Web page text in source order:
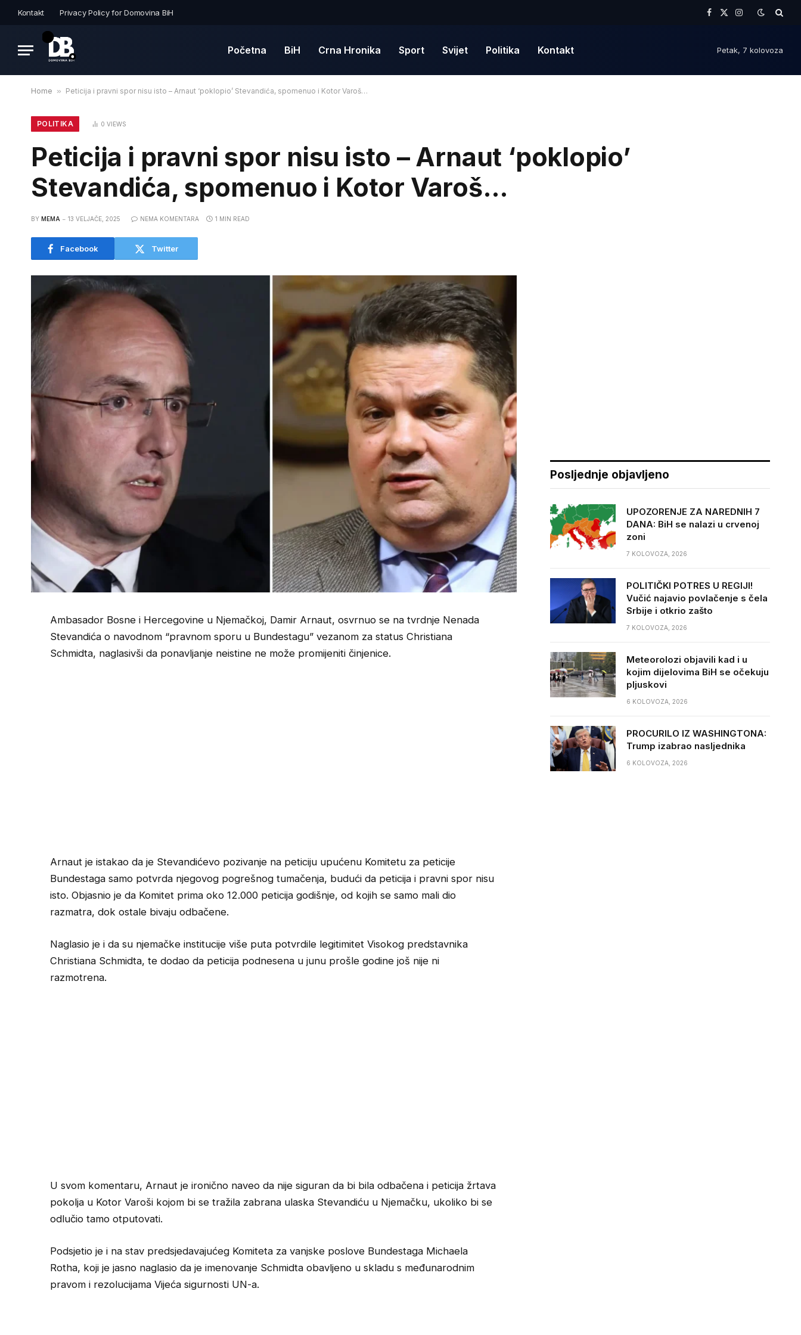
Kontakt Privacy Policy for Domovina BiH
Facebook
X
Instagram
Početna BiH Crna Hronika Sport Svijet Politika Kontakt Petak, 7 kolovoza
Home » Peticija i pravni spor nisu isto – Arnaut ‘poklopio’ Stevandića, spomenuo i Kotor Varoš…
POLITIKA 0 VIEWS
Peticija i pravni spor nisu isto – Arnaut ‘poklopio’
Stevandića, spomenuo i Kotor Varoš…
BY MEMA 13 VELJAČE, 2025 NEMA KOMENTARA 1 MIN READ
Facebook Twitter
Ambasador Bosne i Hercegovine u Njemačkoj, Damir Arnaut, osvrnuo se na tvrdnje Nenada
Stevandića o navodnom “pravnom sporu u Bundestagu” vezanom za status Christiana
Schmidta, naglasivši da ponavljanje neistine ne može promijeniti činjenice.
Arnaut je istakao da je Stevandićevo pozivanje na peticiju upućenu Komitetu za peticije
Bundestaga samo potvrda njegovog pogrešnog tumačenja, budući da peticija i pravni spor nisu
isto. Objasnio je da Komitet prima oko 12.000 peticija godišnje, od kojih se samo mali dio
razmatra, dok ostale bivaju odbačene.
Naglasio je i da su njemačke institucije više puta potvrdile legitimitet Visokog predstavnika
Christiana Schmidta, te dodao da peticija podnesena u junu prošle godine još nije ni
razmotrena.
U svom komentaru, Arnaut je ironično naveo da nije siguran da bi bila odbačena i peticija žrtava
pokolja u Kotor Varoši kojom bi se tražila zabrana ulaska Stevandiću u Njemačku, ukoliko bi se
odlučio tamo otputovati.
Podsjetio je i na stav predsjedavajućeg Komiteta za vanjske poslove Bundestaga Michaela
Rotha, koji je jasno naglasio da je imenovanje Schmidta obavljeno u skladu s međunarodnim
pravom i rezolucijama Vijeća sigurnosti UN-a.
Posljednje objavljeno
UPOZORENJE ZA NAREDNIH 7
DANA: BiH se nalazi u crvenoj
zoni
7 KOLOVOZA, 2026
POLITIČKI POTRES U REGIJI!
Vučić najavio povlačenje s čela
Srbije i otkrio zašto
7 KOLOVOZA, 2026
Meteorolozi objavili kad i u
kojim dijelovima BiH se očekuju
pljuskovi
6 KOLOVOZA, 2026
PROCURILO IZ WASHINGTONA:
Trump izabrao nasljednika
6 KOLOVOZA, 2026